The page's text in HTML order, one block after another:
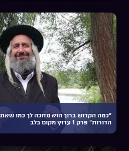
“כמה הקדוש ברוך הוא מחכה לך כמו
הדורות” פרק 1 ערוץ מקום בלב